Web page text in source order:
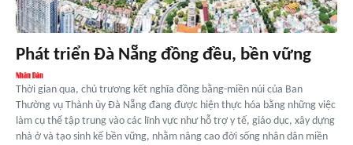
Phát triển Đà Nẵng đồng đều, bền vững
Thời gian qua, chủ trương kết nghĩa đồng bằng-miền núi của Ban
Thường vụ Thành ủy Đà Nẵng đang được hiện thực hóa bằng những việc
làm cụ thể tập trung vào các lĩnh vực như hỗ trợ y tế, giáo dục, xây dựng
nhà ở và tạo sinh kế bền vững, nhằm nâng cao đời sống nhân dân miền